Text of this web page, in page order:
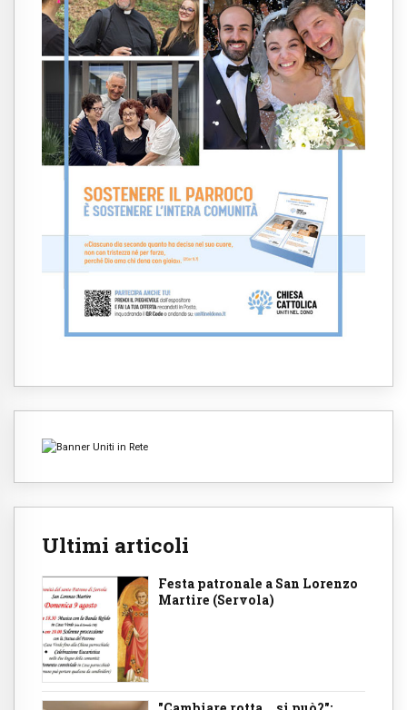
Ultimi articoli
Festa patronale a San Lorenzo
Martire (Servola)